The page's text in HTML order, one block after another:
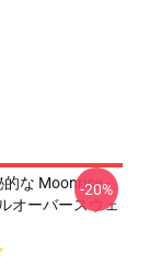
的な Moonrise -
オーバースウェ
-20%